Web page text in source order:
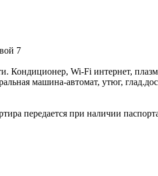
7
Кондиционер, Wi-Fi интернет,
машина-автомат, утюг,
передается при наличии